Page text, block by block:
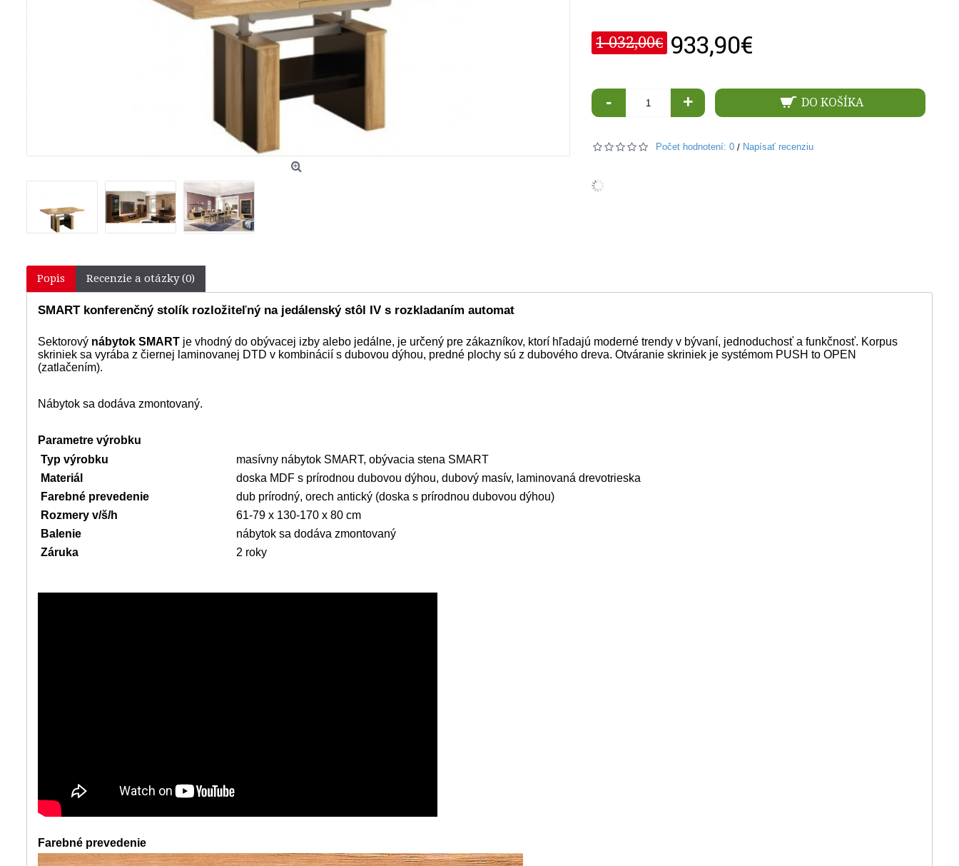
1 032,00€ 933,90€
- + DO KOŠÍKA
Počet hodnotení: 0 / Napísať recenziu
Popis Recenzie a otázky (0)
SMART konferenčný stolík rozložiteľný na jedálenský stôl IV s rozkladaním automat
Sektorový nábytok SMART je vhodný do obývacej izby alebo jedálne, je určený pre zákazníkov, ktorí hľadajú moderné trendy v bývaní, jednoduchosť a funkčnosť. Korpus
skriniek sa vyrába z čiernej laminovanej DTD v kombinácií s dubovou dýhou, predné plochy sú z dubového dreva. Otváranie skriniek je systémom PUSH to OPEN
(zatlačením).
Nábytok sa dodáva zmontovaný.
Parametre výrobku
Typ výrobku
masívny nábytok SMART, obývacia stena SMART
Materiál
doska MDF s prírodnou dubovou dýhou, dubový masív, laminovaná drevotrieska
Farebné prevedenie
dub prírodný, orech antický (doska s prírodnou dubovou dýhou)
Rozmery v/š/h
61-79 x 130-170 x 80 cm
Balenie
nábytok sa dodáva zmontovaný
Záruka
2 roky
Farebné prevedenie